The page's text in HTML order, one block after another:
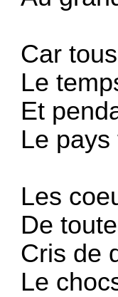
Car
Le
Et
Le
Les
De
Cris de
Le